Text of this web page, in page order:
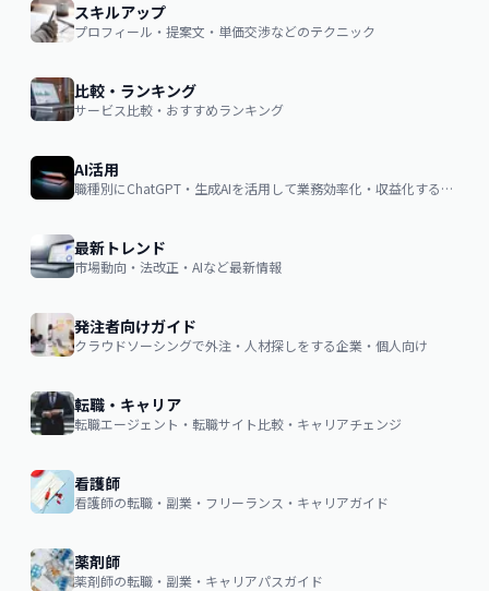
スキルアップ
プロフィール・提案文・単価交渉などのテクニック
比較・ランキング
サービス比較・おすすめランキング
AI活用
職種別にChatGPT・生成AIを活用して業務効率化・収益化するノウハウ
最新トレンド
市場動向・法改正・AIなど最新情報
発注者向けガイド
クラウドソーシングで外注・人材探しをする企業・個人向け
転職・キャリア
転職エージェント・転職サイト比較・キャリアチェンジ
看護師
看護師の転職・副業・フリーランス・キャリアガイド
薬剤師
薬剤師の転職・副業・キャリアパスガイド